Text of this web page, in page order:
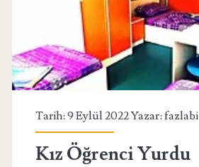
Tarih: 9 Eylül 2022 Yazar: fazlabi
Kız Öğrenci Yurdu